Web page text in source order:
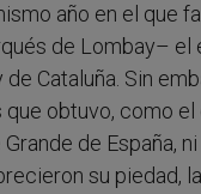
año en el que
de Lombay– el
Cataluña. Sin
obtuvo, como el
de España,
su piedad,